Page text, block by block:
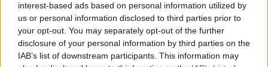
interest-based ads based on personal information utilized by
us or personal information disclosed to third parties prior to
your opt-out. You may separately opt-out of the further
disclosure of your personal information by third parties on the
IAB’s list of downstream participants. This information may
Chanson sans vidéo Chanson sans vidéo